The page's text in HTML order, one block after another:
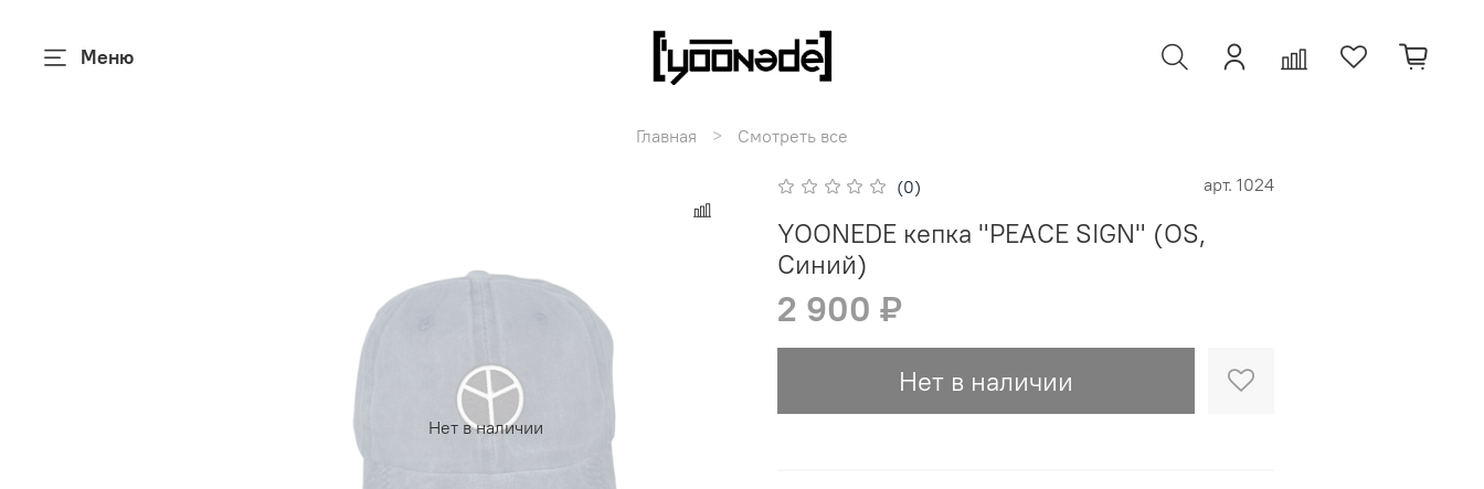
Меню
Главная Смотреть все
Нет в наличии
(0) арт. 1024
YOONEDE кепка "PEACE SIGN" (OS,
Синий)
2 900 ₽
Нет в наличии